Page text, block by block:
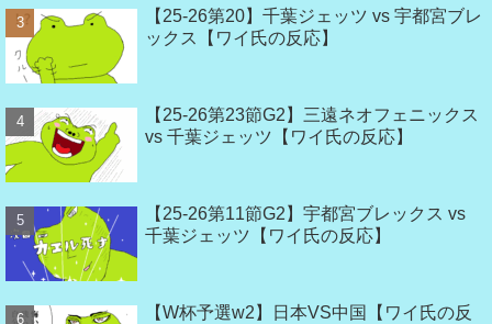
【25-26第20】千葉ジェッツ vs 宇都宮ブレ
ックス【ワイ氏の反応】
【25-26第23節G2】三遠ネオフェニックス
vs 千葉ジェッツ【ワイ氏の反応】
【25-26第11節G2】宇都宮ブレックス vs
千葉ジェッツ【ワイ氏の反応】
【W杯予選w2】日本VS中国【ワイ氏の反